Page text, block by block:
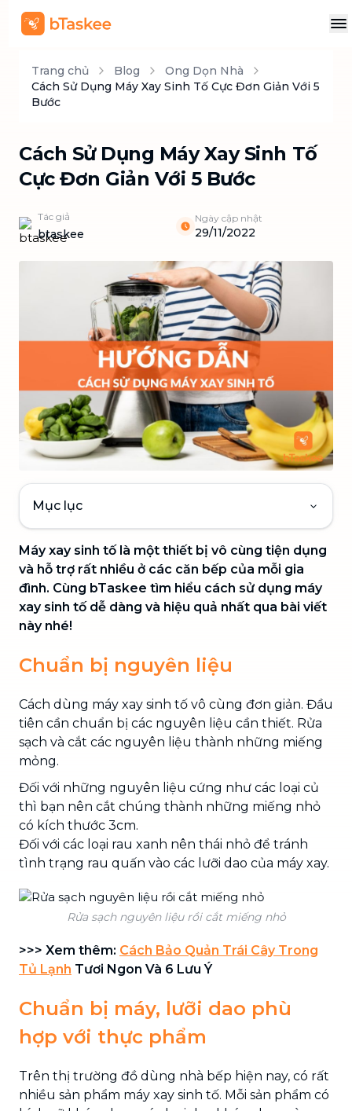
Trang chủ Blog
Ong Dọn Nhà
Cách Sử Dụng Máy Xay Sinh Tố Cực Đơn Giản Với 5
Bước
Cách Sử Dụng Máy Xay Sinh Tố
Cực Đơn Giản Với 5 Bước
Tác giả
btaskee
Ngày cập nhật
29/11/2022
Mục lục
Máy xay sinh tố là một thiết bị vô cùng tiện dụng
và hỗ trợ rất nhiều ở các căn bếp của mỗi gia
đình. Cùng bTaskee tìm hiểu cách sử dụng máy
xay sinh tố dễ dàng và hiệu quả nhất qua bài viết
này nhé!
Chuẩn bị nguyên liệu
Cách dùng máy xay sinh tố vô cùng đơn giản. Đầu
tiên cần chuẩn bị các nguyên liệu cần thiết. Rửa
sạch và cắt các nguyên liệu thành những miếng
mỏng.
Đối với những nguyên liệu cứng như các loại củ
thì bạn nên cắt chúng thành những miếng nhỏ
có kích thước 3cm.
Đối với các loại rau xanh nên thái nhỏ để tránh
tình trạng rau quấn vào các lưỡi dao của máy xay.
Rửa sạch nguyên liệu rồi cắt miếng nhỏ
>>> Xem thêm: Cách Bảo Quản Trái Cây Trong
Tủ Lạnh Tươi Ngon Và 6 Lưu Ý
Chuẩn bị máy, lưỡi dao phù
hợp với thực phẩm
Trên thị trường đồ dùng nhà bếp hiện nay, có rất
nhiều sản phẩm máy xay sinh tố. Mỗi sản phẩm có